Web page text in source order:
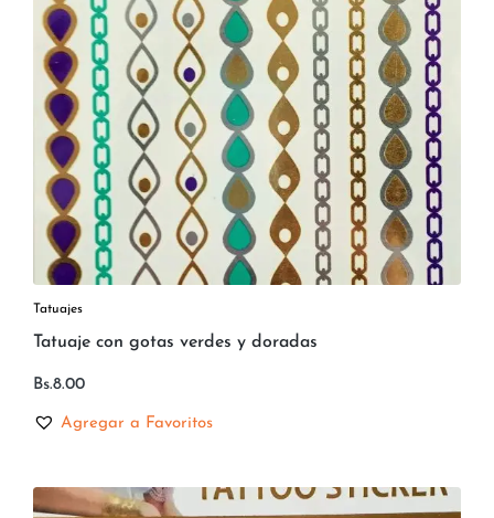
Tatuajes
Tatuaje con gotas verdes y doradas
Bs.8.00
Agregar a Favoritos